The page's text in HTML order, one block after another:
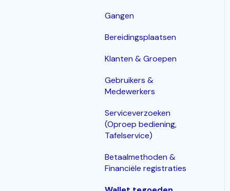
Gangen
Bereidingsplaatsen
Klanten & Groepen
Gebruikers &
Medewerkers
Serviceverzoeken
(Oproep bediening,
Tafelservice)
Betaalmethoden &
Financiële registraties